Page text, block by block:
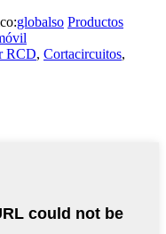
globalso Productos
RCD, Cortacircuitos,